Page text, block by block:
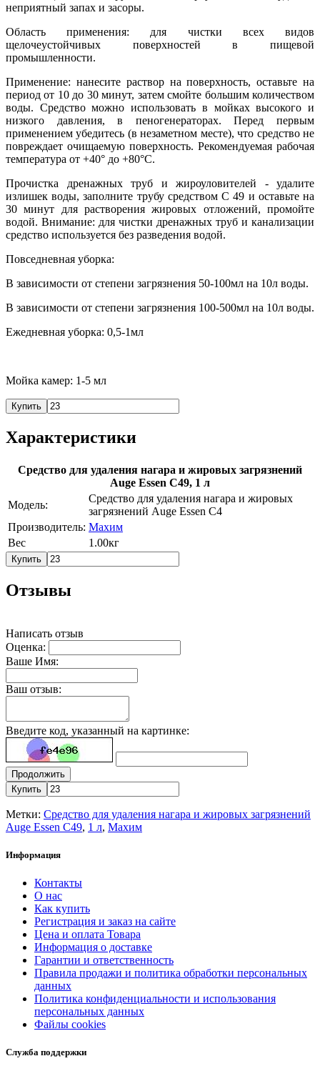
неприятный запах и засоры.
Область применения: для чистки всех видов
щелочеустойчивых поверхностей в пищевой
промышленности.
Применение: нанесите раствор на поверхность, оставьте на
период от 10 до 30 минут, затем смойте большим количеством
воды. Средство можно использовать в мойках высокого и
низкого давления, в пеногенераторах. Перед первым
применением убедитесь (в незаметном месте), что средство не
повреждает очищаемую поверхность. Рекомендуемая рабочая
температура от +40° до +80°С.
Прочистка дренажных труб и жироуловителей - удалите
излишек воды, заполните трубу средством С 49 и оставьте на
30 минут для растворения жировых отложений, промойте
водой. Внимание: для чиcтки дренажных труб и канализации
средство используется без разведения водой.
Повседневная уборка:
В зависимости от степени загрязнения 50-100мл на 10л воды.
В зависимости от степени загрязнения 100-500мл на 10л воды.
Ежедневная уборка: 0,5-1мл
Мойка камер: 1-5 мл
Купить
Характеристики
Средство для удаления нагара и жировых загрязнений
Auge Essen C49, 1 л
Модель:
Средство для удаления нагара и жировых
загрязнений Auge Essen C4
Производитель: Махим
Вес
1.00кг
Купить
Отзывы
Написать отзыв
Оценка:
Ваше Имя:
Ваш отзыв:
Введите код, указанный на картинке:
Продолжить
Купить
Метки: Средство для удаления нагара и жировых загрязнений
Auge Essen C49, 1 л, Махим
Информация
Контакты
О нас
Как купить
Регистрация и заказ на сайте
Цена и оплата Товара
Информация о доставке
Гарантии и ответственность
Правила продажи и политика обработки персональных
данных
Политика конфиденциальности и использования
персональных данных
Файлы cookies
Служба поддержки